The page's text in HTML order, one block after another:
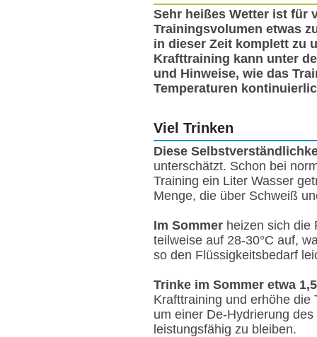
Sehr heißes Wetter ist für
Trainingsvolumen etwas
in dieser Zeit komplett zu
Krafttraining kann unter
und Hinweise, wie das
Temperaturen
Viel Trinken
Diese
unterschätzt. Schon bei
Training ein Liter Wasser
Menge, die über Schweiß
Im Sommer heizen sich die
teilweise auf 28-30°C auf,
so den Flüssigkeitsbedarf
Trinke im Sommer etwa
Krafttraining und erhöhe die
um einer De-Hydrierung
leistungsfähig zu bleiben.